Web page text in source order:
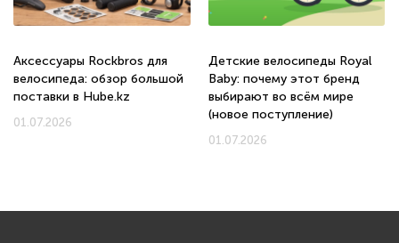
Аксессуары Rockbros для
велосипеда: обзор большой
поставки в Hube.kz
01.07.2026
Детские велосипеды Royal
Baby: почему этот бренд
выбирают во всём мире
(новое поступление)
01.07.2026